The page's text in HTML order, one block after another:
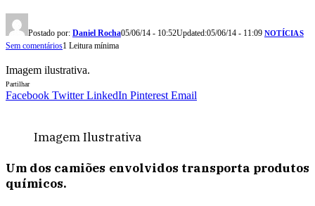
Postado por: Daniel Rocha05/06/14 - 10:52Updated:05/06/14 - 11:09 NOTÍCIAS
Sem comentários1 Leitura mínima
Imagem ilustrativa.
Partilhar
Facebook Twitter LinkedIn Pinterest Email
Imagem Ilustrativa
Um dos camiões envolvidos transporta produtos
químicos.